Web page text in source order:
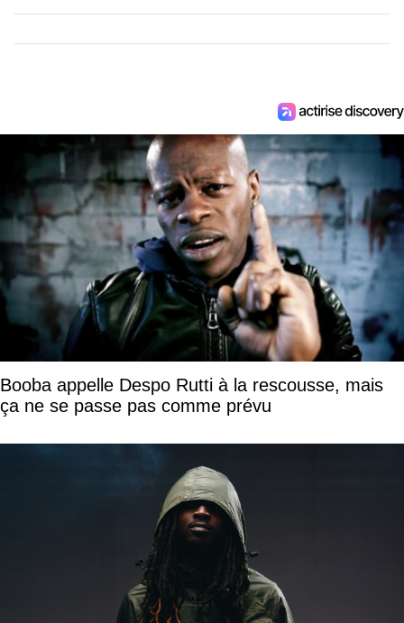
Booba appelle Despo Rutti à la rescousse, mais
ça ne se passe pas comme prévu